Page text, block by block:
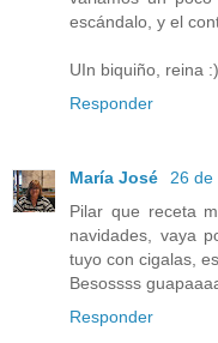
escándalo, y el
UIn biquiño, reina :)
Responder
María José
26 de
Pilar que receta
navidades, vaya
tuyo con cigalas,
Besossss
Responder